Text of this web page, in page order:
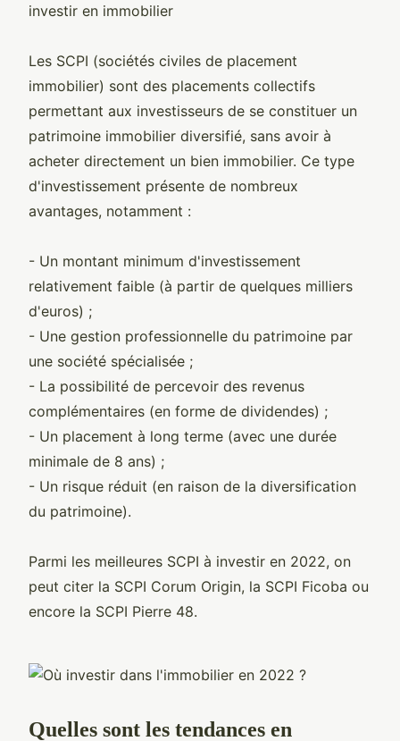
investir en immobilier
Les SCPI (sociétés civiles de placement
immobilier) sont des placements collectifs
permettant aux investisseurs de se constituer un
patrimoine immobilier diversifié, sans avoir à
acheter directement un bien immobilier. Ce type
d'investissement présente de nombreux
avantages, notamment :
- Un montant minimum d'investissement
relativement faible (à partir de quelques milliers
d'euros) ;
- Une gestion professionnelle du patrimoine par
une société spécialisée ;
- La possibilité de percevoir des revenus
complémentaires (en forme de dividendes) ;
- Un placement à long terme (avec une durée
minimale de 8 ans) ;
- Un risque réduit (en raison de la diversification
du patrimoine).
Parmi les meilleures SCPI à investir en 2022, on
peut citer la SCPI Corum Origin, la SCPI Ficoba ou
encore la SCPI Pierre 48.
Quelles sont les tendances en